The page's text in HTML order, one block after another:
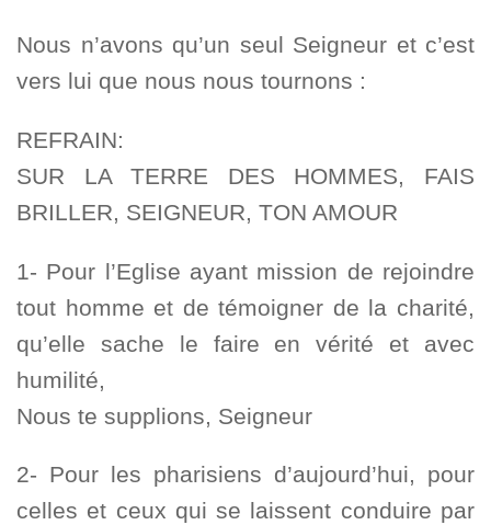
Nous n’avons qu’un seul Seigneur et c’est
vers lui que nous nous tournons :
REFRAIN:
SUR LA TERRE DES HOMMES, FAIS
BRILLER, SEIGNEUR, TON AMOUR
1- Pour l’Eglise ayant mission de rejoindre
tout homme et de témoigner de la charité,
qu’elle sache le faire en vérité et avec
humilité,
Nous te supplions, Seigneur
2- Pour les pharisiens d’aujourd’hui, pour
celles et ceux qui se laissent conduire par